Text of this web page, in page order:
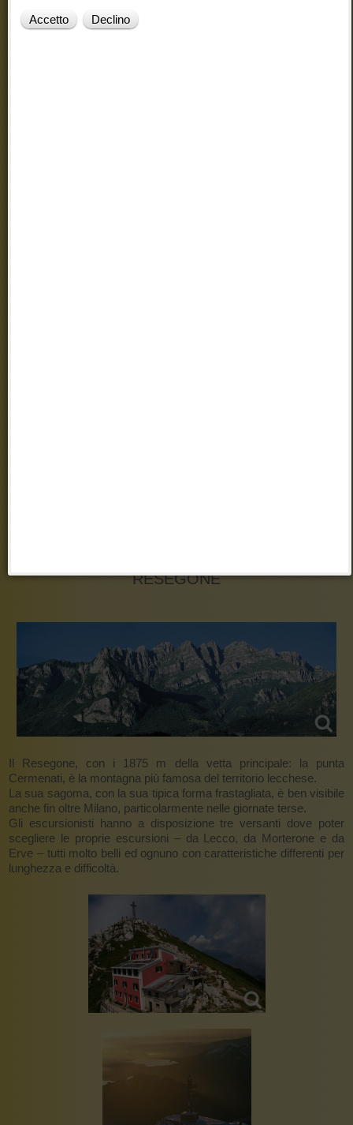
RESEGONE
Il Resegone, con i 1875 m della vetta principale: la punta
Cermenati, è la montagna più famosa del territorio lecchese.
La sua sagoma, con la sua tipica forma frastagliata, è ben visibile
anche fin oltre Milano, particolarmente nelle giornate terse.
Gli escursionisti hanno a disposizione tre versanti dove poter
scegliere le proprie escursioni – da Lecco, da Morterone e da
Erve – tutti molto belli ed ognuno con caratteristiche differenti per
lunghezza e difficoltà.
Accetto Declino